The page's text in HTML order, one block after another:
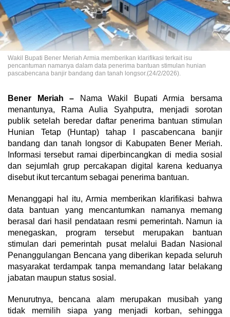
Wakil Bupati Bener Meriah Armia memberikan klarifikasi terkait isu
pencantuman namanya dalam data penerima bantuan stimulan hunian
pascabencana banjir bandang dan tanah longsor.(24/2/2026).
Bener Meriah – Nama Wakil Bupati Armia bersama
menantunya, Rama Aulia Syahputra, menjadi sorotan
publik setelah beredar daftar penerima bantuan stimulan
Hunian Tetap (Huntap) tahap I pascabencana banjir
bandang dan tanah longsor di Kabupaten Bener Meriah.
Informasi tersebut ramai diperbincangkan di media sosial
dan sejumlah grup percakapan digital karena keduanya
disebut ikut tercantum sebagai penerima bantuan.
Menanggapi hal itu, Armia memberikan klarifikasi bahwa
data bantuan yang mencantumkan namanya memang
berasal dari hasil pendataan resmi pemerintah. Namun ia
menegaskan, program tersebut merupakan bantuan
stimulan dari pemerintah pusat melalui Badan Nasional
Penanggulangan Bencana yang diberikan kepada seluruh
masyarakat terdampak tanpa memandang latar belakang
jabatan maupun status sosial.
Menurutnya, bencana alam merupakan musibah yang
tidak memilih siapa yang menjadi korban, sehingga